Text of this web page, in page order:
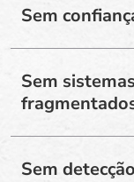
Sem
Sem
Sem